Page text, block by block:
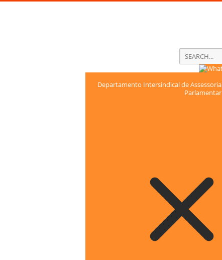
Departamento Intersindical de Assessoria
Parlamentar